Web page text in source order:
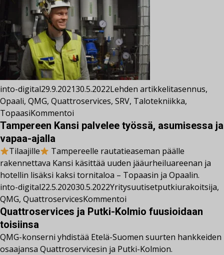
into-digital29.9.202130.5.2022Lehden artikkelitasennus,
Opaali, QMG, Quattroservices, SRV, Talotekniikka,
TopaasiKommentoi
Tampereen Kansi palvelee työssä, asumisessa ja
vapaa-ajalla
Tilaajille
Tampereelle rautatieaseman päälle
rakennettava Kansi käsittää uuden jääurheiluareenan ja
hotellin lisäksi kaksi tornitaloa – Topaasin ja Opaalin.
into-digital22.5.202030.5.2022Yritysuutisetputkiurakoitsija,
QMG, QuattroservicesKommentoi
Quattroservices ja Putki-Kolmio fuusioidaan
toisiinsa
QMG-konserni yhdistää Etelä-Suomen suurten hankkeiden
osaajansa Quattroservicesin ja Putki-Kolmion.